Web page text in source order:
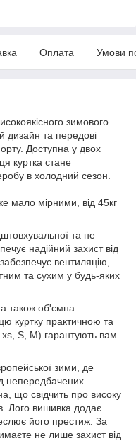
Оплата Умови
зимового
дизайн та передові
Доступна у двох
куртка стане
в холодний сезон.
мало мірними, від 45кг
та не
надійний захист від
вентиляцію,
та сухим у будь-яких
а також об'ємна
куртку практичною та
S, M) гарантують вам
зими, де
непередбачених
що свідчить про високу
Лого вишивка додає
його престиж. За
не лише захист від